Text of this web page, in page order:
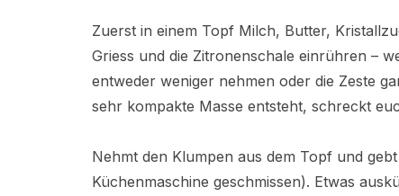
Zuerst in einem Topf Milch, Butter,
Griess und die Zitronenschale einrühren –
entweder weniger nehmen oder die Zeste
sehr kompakte Masse entsteht, schreckt
Nehmt den Klumpen aus dem Topf und
Küchenmaschine geschmissen). Etwas